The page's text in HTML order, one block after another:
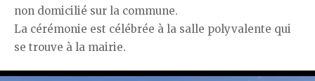
non domicilié sur la commune.
La cérémonie est célébrée à la salle polyvalente qui
se trouve à la mairie.